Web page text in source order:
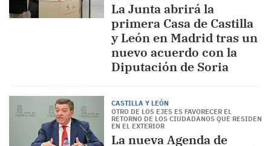
La Junta abrirá la
primera Casa de Castilla
y León en Madrid tras un
nuevo acuerdo con la
Diputación de Soria
CASTILLA Y LEÓN
OTRO DE LOS EJES ES FAVORECER EL
RETORNO DE LOS CIUDADANOS QUE RESIDEN
EN EL EXTERIOR
La nueva Agenda de